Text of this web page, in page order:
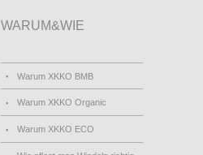
WARUM&WIE
Warum XKKO BMB
Warum XKKO Organic
Warum XKKO ECO